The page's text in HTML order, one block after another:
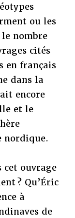
ou les
nombre
cités
en français
dans la
encore
et le
nordique.
cet ouvrage
? Qu’Éric
à
de